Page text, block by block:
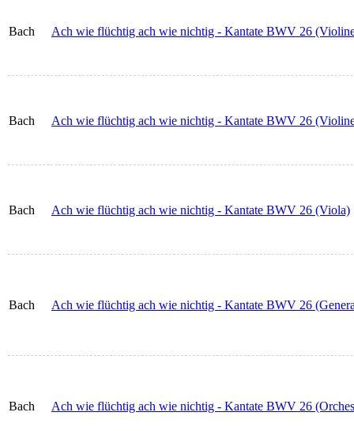
Bach Ach wie flüchtig ach wie nichtig - Kantate BWV 26
Bach Ach wie flüchtig ach wie nichtig - Kantate BWV 26
Bach Ach wie flüchtig ach wie nichtig - Kantate BWV 26 (Viola)
Bach Ach wie flüchtig ach wie nichtig - Kantate BWV 26
Bach Ach wie flüchtig ach wie nichtig - Kantate BWV 26